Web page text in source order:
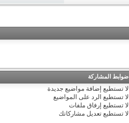
ضوابط المشاركة
لا تستطيع إضافة مواضيع جديدة
لا تستطيع الرد على المواضيع
لا تستطيع إرفاق ملفات
لا تستطيع تعديل مشاركاتك